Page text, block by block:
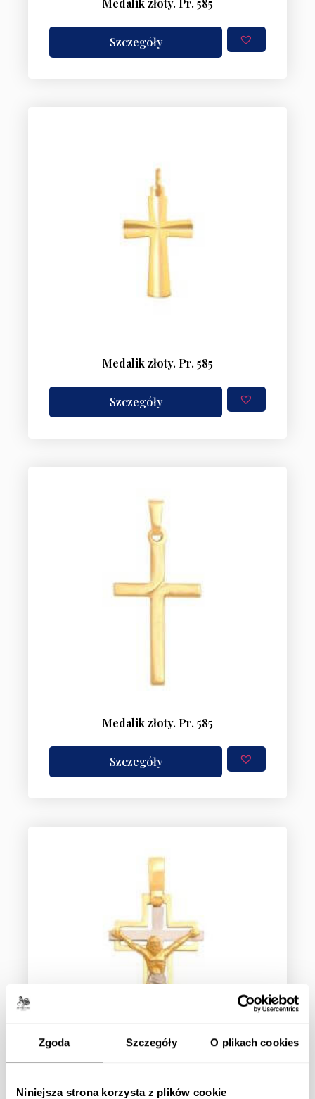
Zgoda Szczegóły O plikach cookies
Niniejsza strona korzysta z plików cookie
Medalik złoty. Pr. 585
Szczegóły
Medalik złoty. Pr. 585
Szczegóły
Medalik złoty. Pr. 585
Szczegóły